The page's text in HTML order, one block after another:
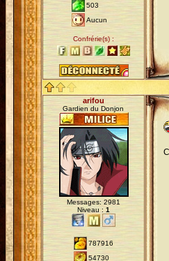
503
Aucun
Confrérie(s) :
arifou
Gardien du Donjon
Messages: 2981
Niveau : 1
787916
54730